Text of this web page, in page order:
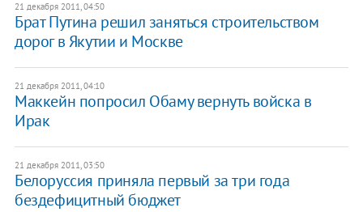
21 декабря 2011, 04:50
Брат Путина решил заняться строительством
дорог в Якутии и Москве
21 декабря 2011, 04:10
Маккейн попросил Обаму вернуть войска в
Ирак
21 декабря 2011, 03:50
Белоруссия приняла первый за три года
бездефицитный бюджет